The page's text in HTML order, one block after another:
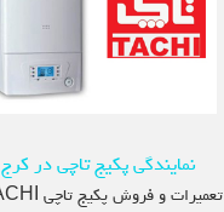
نمایندگی پکیج تاچی در کرج
تعمیرات و فروش پکیج تاچی TACHI